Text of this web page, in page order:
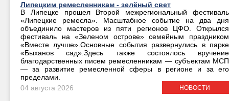
Липецким ремесленникам - зелёный свет
В Липецке прошел Второй межрегиональный фестиваль
«Липецкие ремесла». Масштабное событие на два дня
объединило мастеров из пяти регионов ЦФО. Открылся
фестиваль на «Зеленом острове» семейным праздником
«Вместе лучше».Основные события развернулись в парке
«Быханов сад».Здесь также состоялось вручение
благодарственных писем ремесленникам — субъектам МСП
— за развитие ремесленной сферы в регионе и за его
пределами.
04 августа 2026 НОВОСТИ